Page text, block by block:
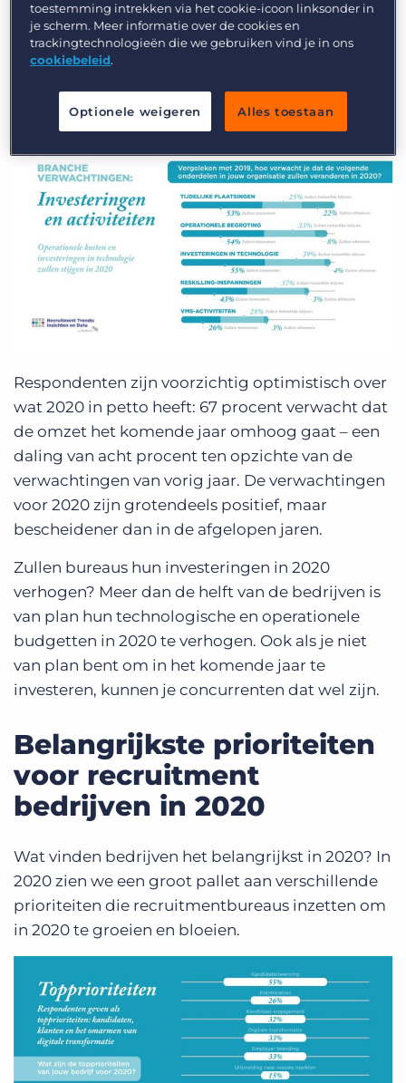
Vooruitzichten
recruitmentbranche:
voorzichtig optimisme
Respondenten zijn voorzichtig optimistisch over
wat 2020 in petto heeft: 67 procent verwacht dat
de omzet het komende jaar omhoog gaat – een
daling van acht procent ten opzichte van de
verwachtingen van vorig jaar. De verwachtingen
voor 2020 zijn grotendeels positief, maar
bescheidener dan in de afgelopen jaren.
Zullen bureaus hun investeringen in 2020
verhogen? Meer dan de helft van de bedrijven is
van plan hun technologische en operationele
budgetten in 2020 te verhogen. Ook als je niet
van plan bent om in het komende jaar te
investeren, kunnen je concurrenten dat wel zijn.
Belangrijkste prioriteiten
voor recruitment
bedrijven in 2020
Wat vinden bedrijven het belangrijkst in 2020? In
2020 zien we een groot pallet aan verschillende
prioriteiten die recruitmentbureaus inzetten om
in 2020 te groeien en bloeien.
toestemming intrekken via het cookie-icoon linksonder in
je scherm. Meer informatie over de cookies en
trackingtechnologieën die we gebruiken vind je in ons
cookiebeleid.
Optionele weigeren Alles toestaan